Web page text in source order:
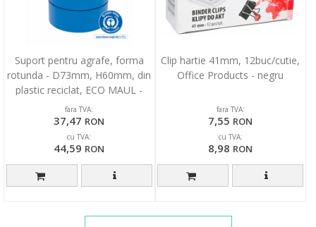
Suport pentru agrafe, forma
rotunda - D73mm, H60mm, din
plastic reciclat, ECO MAUL -
albastru
fara TVA:
37,47 RON
cu TVA:
44,59 RON
Clip hartie 41mm, 12buc/cutie,
Office Products - negru
fara TVA:
7,55 RON
cu TVA:
8,98 RON